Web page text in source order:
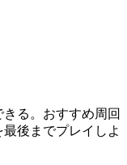
る。おすすめ周回
後までプレイしよ